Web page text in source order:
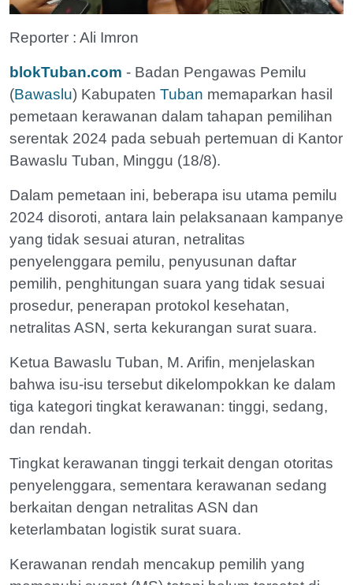
Reporter : Ali Imron
blokTuban.com - Badan Pengawas Pemilu
(Bawaslu) Kabupaten Tuban memaparkan hasil
pemetaan kerawanan dalam tahapan pemilihan
serentak 2024 pada sebuah pertemuan di Kantor
Bawaslu Tuban, Minggu (18/8).
Dalam pemetaan ini, beberapa isu utama pemilu
2024 disoroti, antara lain pelaksanaan kampanye
yang tidak sesuai aturan, netralitas
penyelenggara pemilu, penyusunan daftar
pemilih, penghitungan suara yang tidak sesuai
prosedur, penerapan protokol kesehatan,
netralitas ASN, serta kekurangan surat suara.
Ketua Bawaslu Tuban, M. Arifin, menjelaskan
bahwa isu-isu tersebut dikelompokkan ke dalam
tiga kategori tingkat kerawanan: tinggi, sedang,
dan rendah.
Tingkat kerawanan tinggi terkait dengan otoritas
penyelenggara, sementara kerawanan sedang
berkaitan dengan netralitas ASN dan
keterlambatan logistik surat suara.
Kerawanan rendah mencakup pemilih yang